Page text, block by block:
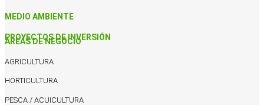
MEDIO AMBIENTE
PROYECTOS DE INVERSIÓN
AREAS DE NEGOCIO
AGRICULTURA
HORTICULTURA
PESCA / ACUICULTURA